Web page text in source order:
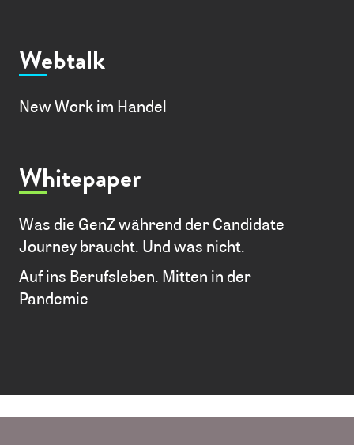
Webtalk
New Work im Handel
Whitepaper
Was die GenZ während der Candidate
Journey braucht. Und was nicht.
Auf ins Berufsleben. Mitten in der
Pandemie
EEE
eee